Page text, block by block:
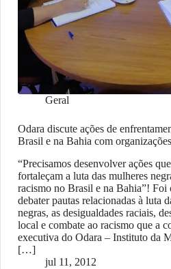
Geral
Odara discute ações de
Brasil e na Bahia com
“Precisamos desenvolver ações
fortaleçam a luta das mulheres
racismo no Brasil e na Bahia”! Foi
debater pautas relacionadas à luta
negras, as desigualdades raciais,
local e combate ao racismo que a
executiva do Odara – Instituto da
[…]
jul 11, 2012